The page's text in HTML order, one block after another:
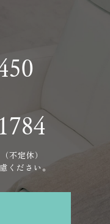
不定休）
ください。